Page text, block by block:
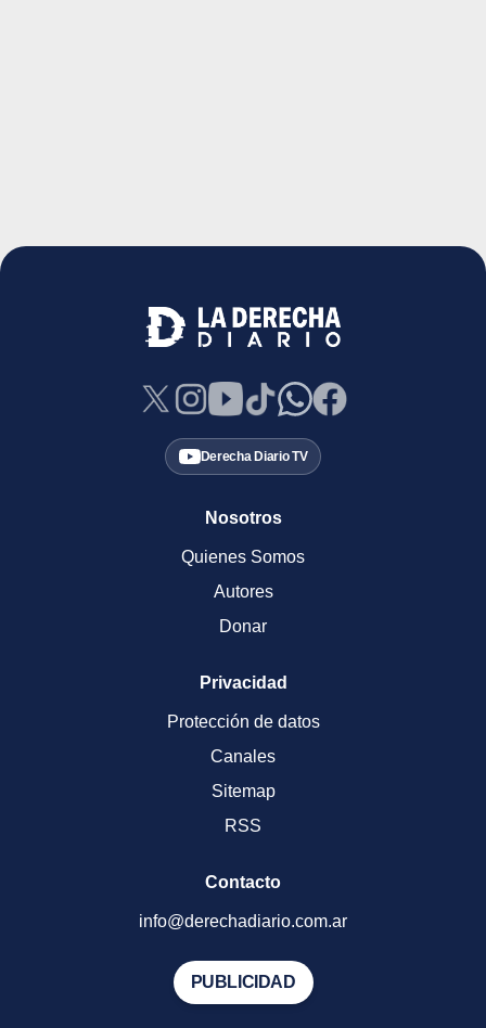
Derecha Diario TV
Nosotros
Quienes Somos
Autores
Donar
Privacidad
Protección de datos
Canales
Sitemap
RSS
Contacto
info@derechadiario.com.ar
PUBLICIDAD